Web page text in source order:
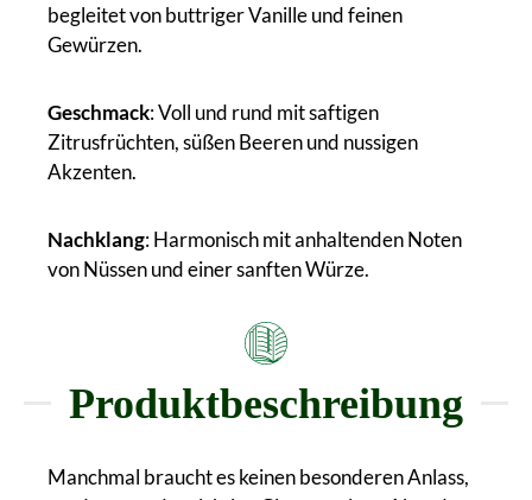
begleitet von buttriger Vanille und feinen
Gewürzen.
Geschmack: Voll und rund mit saftigen
Zitrusfrüchten, süßen Beeren und nussigen
Akzenten.
Nachklang: Harmonisch mit anhaltenden Noten
von Nüssen und einer sanften Würze.
Produktbeschreibung
Manchmal braucht es keinen besonderen Anlass,